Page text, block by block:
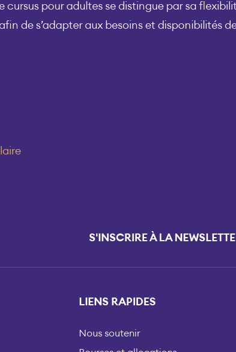
pour adultes se distingue par sa
de s’adapter aux besoins et disponibilités
LIENS RAPIDES
Nous soutenir
S'INSCRIRE À LA